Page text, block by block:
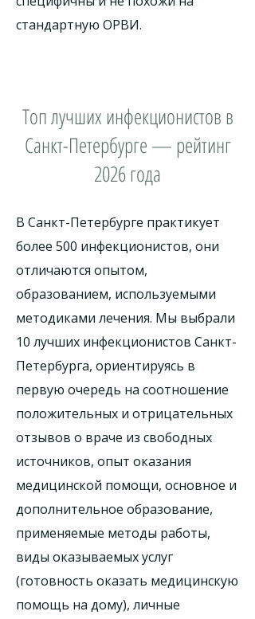
стандартную ОРВИ.
Топ лучших инфекционистов в
Санкт-Петербурге — рейтинг
2026 года
В Санкт-Петербурге практикует
более 500 инфекционистов, они
отличаются опытом,
образованием, используемыми
методиками лечения. Мы выбрали
10 лучших инфекционистов Санкт-
Петербурга, ориентируясь в
первую очередь на соотношение
положительных и отрицательных
отзывов о враче из свободных
источников, опыт оказания
медицинской помощи, основное и
дополнительное образование,
применяемые методы работы,
виды оказываемых услуг
(готовность оказать медицинскую
помощь на дому), личные